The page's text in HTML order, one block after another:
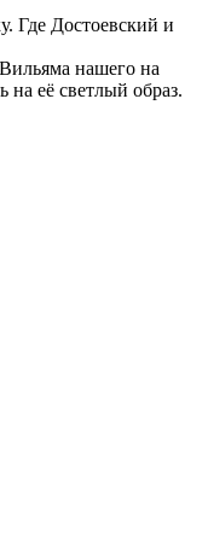
Где Достоевский и
нашего на
её светлый образ.